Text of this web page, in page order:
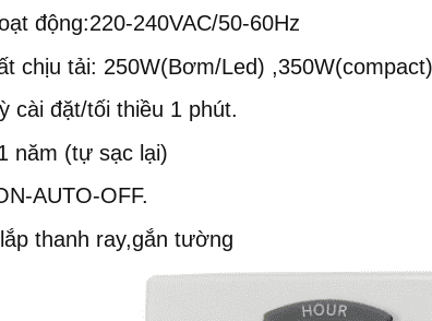
động:220-240VAC/50-60Hz
chịu tải: 250W(Bơm/Led)
cài đặt/tối thiều 1 phút.
năm (tự sạc lại)
AUTO-OFF.
thanh ray,gắn tường